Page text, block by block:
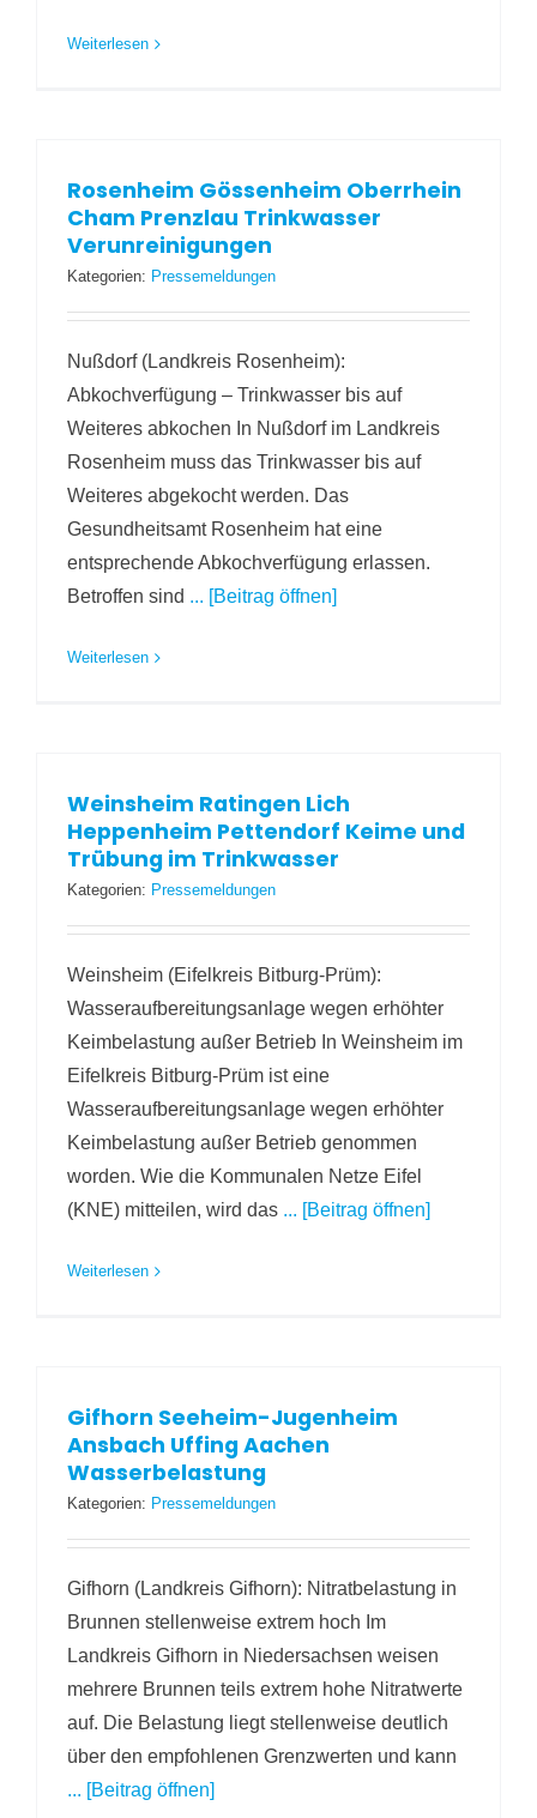
Weiterlesen
Rosenheim Gössenheim Oberrhein
Cham Prenzlau Trinkwasser
Verunreinigungen
Kategorien: Pressemeldungen
Nußdorf (Landkreis Rosenheim):
Abkochverfügung – Trinkwasser bis auf
Weiteres abkochen In Nußdorf im Landkreis
Rosenheim muss das Trinkwasser bis auf
Weiteres abgekocht werden. Das
Gesundheitsamt Rosenheim hat eine
entsprechende Abkochverfügung erlassen.
Betroffen sind ... [Beitrag öffnen]
Weiterlesen
Weinsheim Ratingen Lich
Heppenheim Pettendorf Keime und
Trübung im Trinkwasser
Kategorien: Pressemeldungen
Weinsheim (Eifelkreis Bitburg-Prüm):
Wasseraufbereitungsanlage wegen erhöhter
Keimbelastung außer Betrieb In Weinsheim im
Eifelkreis Bitburg-Prüm ist eine
Wasseraufbereitungsanlage wegen erhöhter
Keimbelastung außer Betrieb genommen
worden. Wie die Kommunalen Netze Eifel
(KNE) mitteilen, wird das ... [Beitrag öffnen]
Weiterlesen
Gifhorn Seeheim-Jugenheim
Ansbach Uffing Aachen
Wasserbelastung
Kategorien: Pressemeldungen
Gifhorn (Landkreis Gifhorn): Nitratbelastung in
Brunnen stellenweise extrem hoch Im
Landkreis Gifhorn in Niedersachsen weisen
mehrere Brunnen teils extrem hohe Nitratwerte
auf. Die Belastung liegt stellenweise deutlich
über den empfohlenen Grenzwerten und kann
... [Beitrag öffnen]